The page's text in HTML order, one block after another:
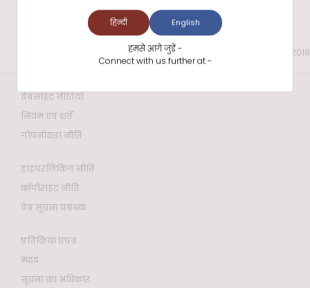
अंतिम बार समीक्षा और अद्यतन की तिथि: 18 Jan 2018
वेबसाइट नीतियाँ
नियम एवं शर्तें
गोपनीयता नीति
हाइपरलिंकिंग नीति
कॉपीराइट नीति
वेब सूचना प्रबंधक
प्रतिक्रिया प्रपत्र
मदद
सूचना का अधिकार
हिन्दी English
हमसे आगे जुड़ें -
Connect with us further at -